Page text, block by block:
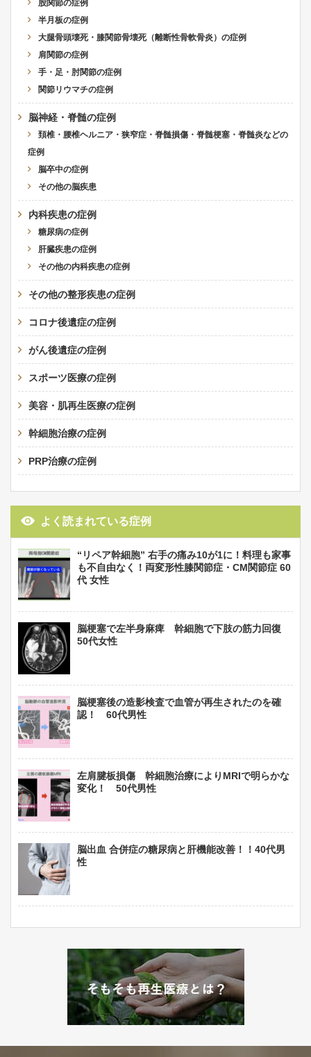
股関節の症例
半月板の症例
大腿骨頭壊死・膝関節骨壊死（離断性骨軟骨炎）の症例
肩関節の症例
手・足・肘関節の症例
関節リウマチの症例
脳神経・脊髄の症例
頚椎・腰椎ヘルニア・狭窄症・脊髄損傷・脊髄梗塞・脊髄炎などの
症例
脳卒中の症例
その他の脳疾患
内科疾患の症例
糖尿病の症例
肝臓疾患の症例
その他の内科疾患の症例
その他の整形疾患の症例
コロナ後遺症の症例
がん後遺症の症例
スポーツ医療の症例
美容・肌再生医療の症例
幹細胞治療の症例
PRP治療の症例
よく読まれている症例
“リペア幹細胞” 右手の痛み10が1に！料理も家事
も不自由なく！両変形性膝関節症・CM関節症 60
代 女性
脳梗塞で左半身麻痺 幹細胞で下肢の筋力回復
50代女性
脳梗塞後の造影検査で血管が再生されたのを確
認！ 60代男性
左肩腱板損傷 幹細胞治療によりMRIで明らかな
変化！ 50代男性
脳出血 合併症の糖尿病と肝機能改善！！40代男
性